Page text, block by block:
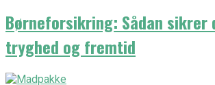
Børneforsikring: Sådan sikrer
tryghed og fremtid